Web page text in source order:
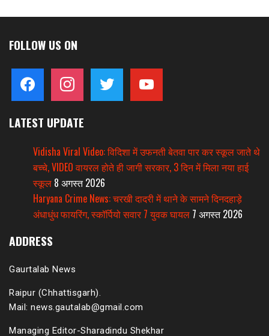
FOLLOW US ON
facebook instagram twitter youtube
LATEST UPDATE
Vidisha Viral Video: विदिशा में उफनती बेतवा पार कर स्कूल जाते थे
बच्चे, VIDEO वायरल होते ही जागी सरकार, 3 दिन में मिला नया हाई
स्कूल 8 अगस्त 2026
Haryana Crime News: चरखी दादरी में थाने के सामने दिनदहाड़े
अंधाधुंध फायरिंग, स्कॉर्पियो सवार 7 युवक घायल 7 अगस्त 2026
ADDRESS
Gaurtalab News
Raipur (Chhattisgarh).
Mail: news.gautalab@gmail.com
Managing Editor-Sharadindu Shekhar